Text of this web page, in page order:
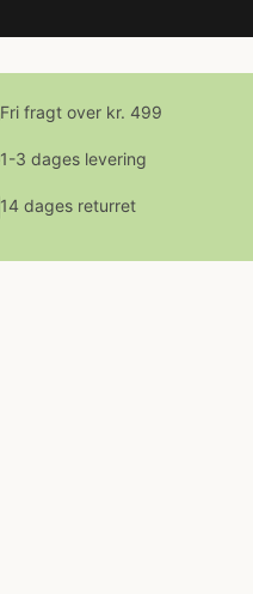
Fri fragt over kr. 499
1-3 dages levering
14 dages returret